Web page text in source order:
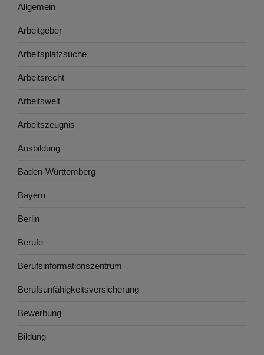
Allgemein
Arbeitgeber
Arbeitsplatzsuche
Arbeitsrecht
Arbeitswelt
Arbeitszeugnis
Ausbildung
Baden-Württemberg
Bayern
Berlin
Berufe
Berufsinformationszentrum
Berufsunfähigkeitsversicherung
Bewerbung
Bildung